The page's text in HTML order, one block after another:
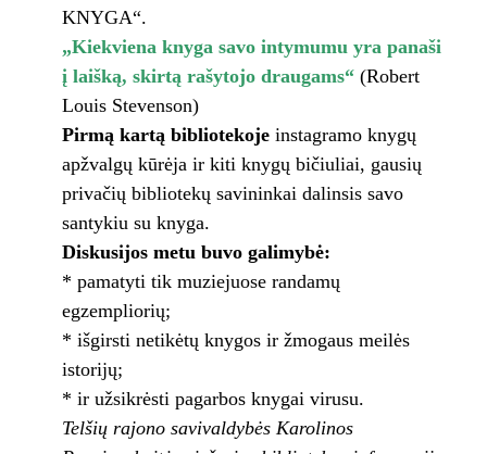
KNYGA“.
„Kiekviena knyga savo intymumu yra panaši
į laišką, skirtą rašytojo draugams“(Robert
Louis Stevenson)
Pirmą kartą bibliotekojeinstagramo knygų
apžvalgų kūrėja ir kiti knygų bičiuliai, gausių
privačių bibliotekų savininkai dalinsis savo
santykiu su knyga.
Diskusijos metu buvo galimybė:
* pamatyti tik muziejuose randamų
egzempliorių;
* išgirsti netikėtų knygos ir žmogaus meilės
istorijų;
* ir užsikrėsti pagarbos knygai virusu.
Telšių rajono savivaldybės Karolinos